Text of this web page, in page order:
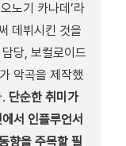
노기 카나데’라
데뷔시킨 것을
당, 보컬로이드
악곡을 제작했
단순한 취미가
서 인플루언서
향을 주목할 필